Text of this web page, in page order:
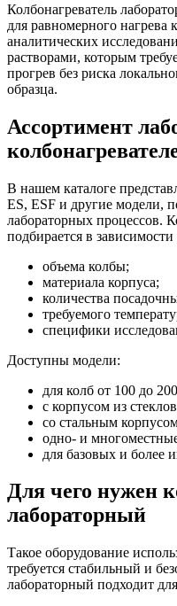
Колбонагреватель
для равномерного
аналитических
растворами, которым
прогрев без риска
образца.
Ассортимент
В нашем каталоге
ES, ESF и другие модели,
лабораторных процессов.
подбирается в зависимости
объема колбы;
материала корпуса;
количества
требуемого
специфики
Доступны модели:
для колб от 100 до
с корпусом из
со стальным
одно- и
для базовых и более
Для чего нужен
лабораторный
Такое оборудование
требуется стабильный и
лабораторный подходит